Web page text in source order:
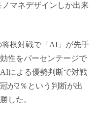
マネデザインしか出来
棋対戦で「AI」が先手
性をパーセンテージで
による優勢判断で対戦
が2％という判断が出
した。